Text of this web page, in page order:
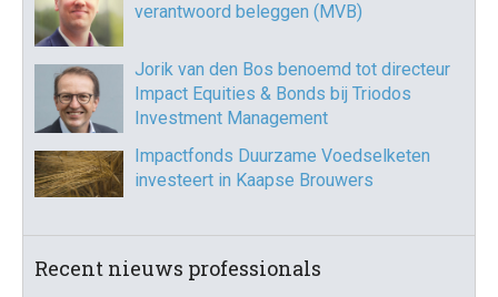
verantwoord beleggen (MVB)
Jorik van den Bos benoemd tot directeur
Impact Equities & Bonds bij Triodos
Investment Management
Impactfonds Duurzame Voedselketen
investeert in Kaapse Brouwers
Recent nieuws professionals